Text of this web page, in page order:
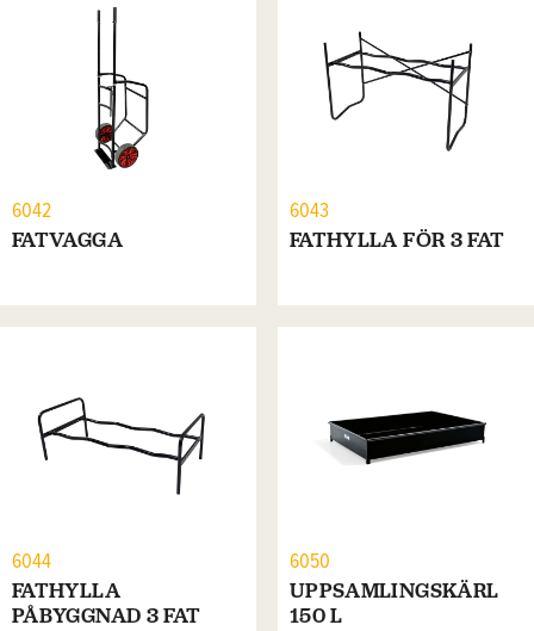
6042
FATVAGGA
6043
FATHYLLA FÖR 3 FAT
6044
FATHYLLA
PÅBYGGNAD 3 FAT
6050
UPPSAMLINGSKÄRL
150 L